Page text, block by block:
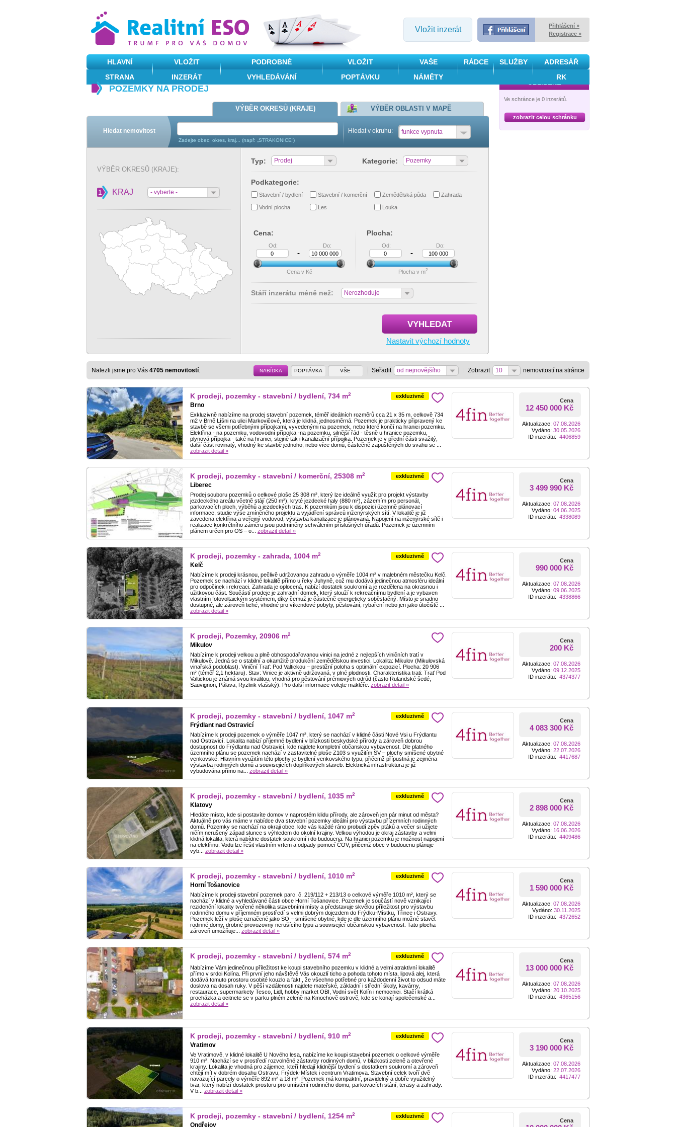
POZEMKY NA PRODEJ
VÝBĚR OKRESŮ (KRAJE):
1 KRAJ - vyberte -
Typ: Prodej Kategorie: Pozemky
Podkategorie:
Stavební / bydlení Stavební / komerční Zemědělská půda Zahrada
Vodní plocha Les Louka
Cena:
-
Cena v Kč
Od: Do:
Plocha:
-
Plocha v m2
Od: Do:
Stáří inzerátu méně než: Nerozhoduje
VYHLEDAT
Nastavit výchozí hodnoty
VÝBĚR OKRESŮ (KRAJE) VÝBĚR OBLASTI V MAPĚ
Hledat nemovitost
Zadejte obec, okres, kraj... (např: „STRAKONICE“)
Hledat v okruhu: funkce vypnuta
OBLÍBENÉ
Ve schránce je 0 inzerátů.
zobrazit celou schránku
NABÍDKA POPTÁVKA VŠE Seřadit od nejnovějšího Zobrazit 10 nemovitostí na stránce
Nalezli jsme pro Vás 4705 nemovitostí.
exkluzivně
K prodeji, pozemky - stavební / bydlení, 734 m2
Brno
Exkluzivně nabízíme na prodej stavební pozemek, téměř ideálních rozměrů cca 21 x 35 m, celkově 734
m2 v Brně Líšni na ulici Markovičové, která je klidná, jednosměrná. Pozemek je prakticky připravený ke
stavbě se všemi potřebnými přípojkami, vyvedenými na pozemek, nebo které končí na hranici pozemku.
Elektřina - na pozemku, vodovodní přípojka -na pozemku, silnější řád - těsně u hranice pozemku,
plynová přípojka - také na hranici, stejně tak i kanalizační přípojka. Pozemek je v přední části svažitý,
další část rovinatý, vhodný ke stavbě jednoho, nebo více domů, částečně zapuštěných do svahu se ...
zobrazit detail »
Cena
12 450 000 Kč
Aktualizace: 07.08.2026
Vydáno: 30.05.2026
ID inzerátu: 4406859
exkluzivně
K prodeji, pozemky - stavební / komerční, 25308 m2
Liberec
Prodej souboru pozemků o celkové ploše 25 308 m², který lze ideálně využít pro projekt výstavby
jezdeckého areálu včetně stájí (250 m²), kryté jezdecké haly (880 m²), zázemím pro personál,
parkovacích ploch, výběhů a jezdeckých tras. K pozemkům jsou k dispozici územně plánovací
informace, studie výše zmíněného projektu a vyjádření správců inženýrských sítí. V lokalitě je již
zavedena elektřina a veřejný vodovod, výstavba kanalizace je plánovaná. Napojení na inženýrské sítě i
realizace konkrétního záměru jsou podmíněny schválením příslušných úřadů. Pozemek je územním
plánem určen pro OS – o... zobrazit detail »
Cena
3 499 990 Kč
Aktualizace: 07.08.2026
Vydáno: 04.06.2025
ID inzerátu: 4338089
exkluzivně
K prodeji, pozemky - zahrada, 1004 m2
Kelč
Nabízíme k prodeji krásnou, pečlivě udržovanou zahradu o výměře 1004 m² v malebném městečku Kelč.
Pozemek se nachází v klidné lokalitě přímo u řeky Juhyně, což mu dodává jedinečnou atmosféru ideální
pro odpočinek i rekreaci. Zahrada je oplocená, nabízí dostatek soukromí a je rozdělena na okrasnou i
užitkovou část. Součástí prodeje je zahradní domek, který slouží k rekreačnímu bydlení a je vybaven
vlastním fotovoltaickým systémem, díky čemuž je částečně energeticky soběstačný. Místo je snadno
dostupné, ale zároveň tiché, vhodné pro víkendové pobyty, pěstování, rybaření nebo jen jako útočiště ...
zobrazit detail »
Cena
990 000 Kč
Aktualizace: 07.08.2026
Vydáno: 09.06.2025
ID inzerátu: 4338866
K prodeji, Pozemky, 20906 m2
Mikulov
Nabízíme k prodeji velkou a plně obhospodařovanou vinici na jedné z nejlepších viničních tratí v
Mikulově. Jedná se o stabilní a okamžitě produkční zemědělskou investici. Lokalita: Mikulov (Mikulovská
vinařská podoblast). Viniční Trať: Pod Valtickou – prestižní poloha s optimální expozicí. Plocha: 20 906
m² (téměř 2,1 hektaru). Stav: Vinice je aktivně udržovaná, v plné plodnosti. Charakteristika trati: Trať Pod
Valtickou je známá svou kvalitou, vhodná pro pěstování prémiových odrůd (často Rulandské šedé,
Sauvignon, Pálava, Ryzlink vlašský). Pro další informace volejte makléře. zobrazit detail »
Cena
200 Kč
Aktualizace: 07.08.2026
Vydáno: 09.12.2025
ID inzerátu: 4374377
exkluzivně
K prodeji, pozemky - stavební / bydlení, 1047 m2
Frýdlant nad Ostravicí
Nabízíme k prodeji pozemek o výměře 1047 m², který se nachází v klidné části Nové Vsi u Frýdlantu
nad Ostravicí. Lokalita nabízí příjemné bydlení v blízkosti beskydské přírody a zároveň dobrou
dostupnost do Frýdlantu nad Ostravicí, kde najdete kompletní občanskou vybavenost. Dle platného
územního plánu se pozemek nachází v zastavitelné ploše Z103 s využitím SV – plochy smíšené obytné
venkovské. Hlavním využitím této plochy je bydlení venkovského typu, přičemž přípustná je zejména
výstavba rodinných domů a souvisejících doplňkových staveb. Elektrická infrastruktura je již
vybudována přímo na... zobrazit detail »
Cena
4 083 300 Kč
Aktualizace: 07.08.2026
Vydáno: 22.07.2026
ID inzerátu: 4417687
exkluzivně
K prodeji, pozemky - stavební / bydlení, 1035 m2
Klatovy
Hledáte místo, kde si postavíte domov v naprostém klidu přírody, ale zároveň jen pár minut od města?
Aktuálně pro vás máme v nabídce dva stavební pozemky ideální pro výstavbu přízemních rodinných
domů. Pozemky se nachází na okraji obce, kde vás každé ráno probudí zpěv ptáků a večer si užijete
ničím nerušený západ slunce s výhledem do okolní krajiny. Velkou výhodou je okraj zástavby a velmi
klidná lokalita, která nabídne dostatek soukromí i do budoucna. Na hranici pozemků je možnost napojení
na elektřinu. Vodu lze řešit vlastním vrtem a odpady pomocí ČOV, přičemž obec v budoucnu plánuje
vyb... zobrazit detail »
Cena
2 898 000 Kč
Aktualizace: 07.08.2026
Vydáno: 16.06.2026
ID inzerátu: 4409486
exkluzivně
K prodeji, pozemky - stavební / bydlení, 1010 m2
Horní Tošanovice
Nabízíme k prodeji stavební pozemek parc. č. 219/112 + 213/13 o celkové výměře 1010 m², který se
nachází v klidné a vyhledávané části obce Horní Tošanovice. Pozemek je součástí nově vznikající
rezidenční lokality tvořené několika stavebními místy a představuje skvělou příležitost pro výstavbu
rodinného domu v příjemném prostředí s velmi dobrým dojezdem do Frýdku-Místku, Třince i Ostravy.
Pozemek leží v ploše označené jako SO – smíšené obytné, kde je dle územního plánu možné stavět
rodinné domy, drobné provozovny nerušícího typu a související občanskou vybavenost. Tato plocha
zároveň umožňuje... zobrazit detail »
Cena
1 590 000 Kč
Aktualizace: 07.08.2026
Vydáno: 30.11.2025
ID inzerátu: 4372652
exkluzivně
K prodeji, pozemky - stavební / bydlení, 574 m2
Nabízíme Vám jedinečnou příležitost ke koupi stavebního pozemku v klidné a velmi atraktivní lokalitě
přímo v srdci Kolína. Při první jeho návštěvě Vás okouzlí ticho a pohoda tohoto místa, lipová alej, která
dodává tomuto prostoru osobité kouzlo a fakt , že všechno potřebné pro každodenní život to odsud máte
doslova na dosah ruky. V pěší vzdálenosti najdete mateřské, základní i střední školy, kavárny,
restaurace, supermarkety Tesco, Lidl, hobby market OBI, Vodní svět Kolín i nemocnici. Stačí krátká
procházka a ocitnete se v parku plném zeleně na Kmochově ostrově, kde se konají společenské a...
zobrazit detail »
Cena
13 000 000 Kč
Aktualizace: 07.08.2026
Vydáno: 20.10.2025
ID inzerátu: 4365156
exkluzivně
K prodeji, pozemky - stavební / bydlení, 910 m2
Vratimov
Ve Vratimově, v klidné lokalitě U Nového lesa, nabízíme ke koupi stavební pozemek o celkové výměře
910 m². Nachází se v prostředí rozvolněné zástavby rodinných domů, v blízkosti zeleně a otevřené
krajiny. Lokalita je vhodná pro zájemce, kteří hledají klidnější bydlení s dostatkem soukromí a zároveň
chtějí mít v dobrém dosahu Ostravu, Frýdek-Místek i centrum Vratimova. Stavební celek tvoří dvě
navazující parcely o výměře 892 m² a 18 m². Pozemek má kompaktní, pravidelný a dobře využitelný
tvar, který nabízí dostatek prostoru pro umístění rodinného domu, parkovacích stání, terasy a zahrady.
V b... zobrazit detail »
Cena
3 190 000 Kč
Aktualizace: 07.08.2026
Vydáno: 22.07.2026
ID inzerátu: 4417477
exkluzivně
K prodeji, pozemky - stavební / bydlení, 1254 m2
Ondřejov
Cena
Přihlášení »
Registrace »
Vložit inzerát
HLAVNÍ
STRANA
VLOŽIT
INZERÁT
PODROBNÉ
VYHLEDÁVÁNÍ
VLOŽIT
POPTÁVKU
VAŠE
NÁMĚTY
RÁDCE SLUŽBY
ADRESÁŘ
RK